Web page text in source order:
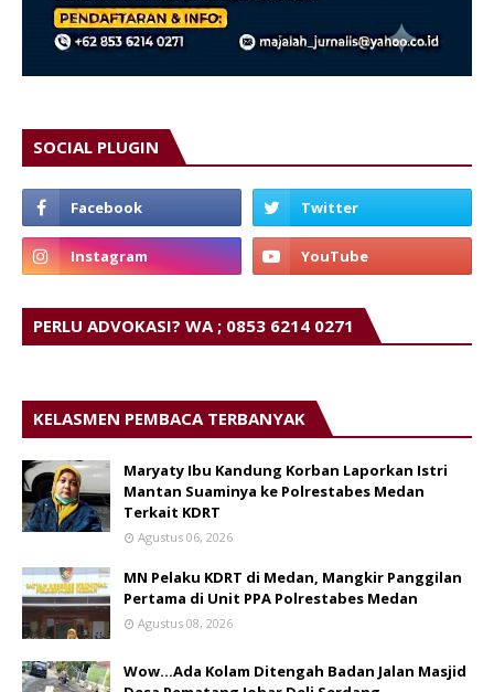
SOCIAL PLUGIN
PERLU ADVOKASI? WA ; 0853 6214 0271
KELASMEN PEMBACA TERBANYAK
Maryaty Ibu Kandung Korban Laporkan Istri
Mantan Suaminya ke Polrestabes Medan
Terkait KDRT
Agustus 06, 2026
MN Pelaku KDRT di Medan, Mangkir Panggilan
Pertama di Unit PPA Polrestabes Medan
Agustus 08, 2026
Wow...Ada Kolam Ditengah Badan Jalan Masjid